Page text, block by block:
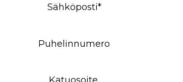
Sähköposti*
Puhelinnumero